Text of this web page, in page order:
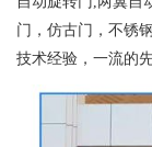
门，仿古门，不锈
技术经验，一流的